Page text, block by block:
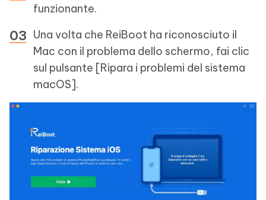
funzionante.
Una volta che ReiBoot ha riconosciuto il
Mac con il problema dello schermo, fai clic
sul pulsante [Ripara i problemi del sistema
macOS].